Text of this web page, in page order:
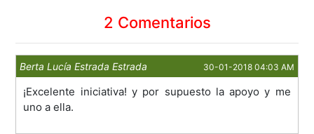
2 Comentarios
Berta Lucía Estrada Estrada 30-01-2018 04:03 AM
¡Excelente iniciativa! y por supuesto la apoyo y me
uno a ella.